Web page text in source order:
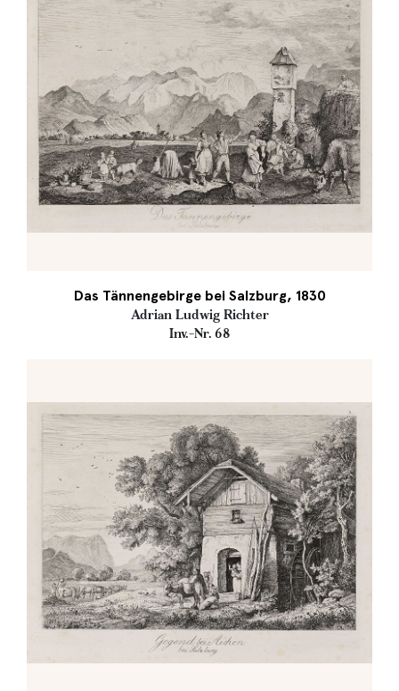
Das Tännengebirge bei Salzburg, 1830
Adrian Ludwig Richter
Inv.-Nr. 68